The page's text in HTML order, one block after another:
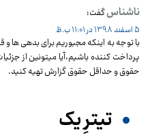
ناشناسگفت:
5 اسفند 1398 در 11:01 ب.ظ
با توجه به اینکه مجبوریم برای بدهی ها
پرداخت کننده باشیم،آیا میتونین از
حقوق و حداقل حقوق گزارش تهیه کنید.
تیترِ یک